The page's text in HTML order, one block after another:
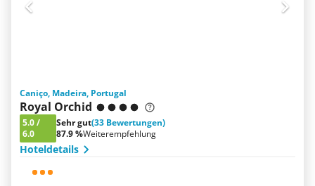
Caniço, Madeira, Portugal
Royal Orchid
5.0/
6.0
Sehr gut(33 Bewertungen)
87.9 %Weiterempfehlung
Hoteldetails